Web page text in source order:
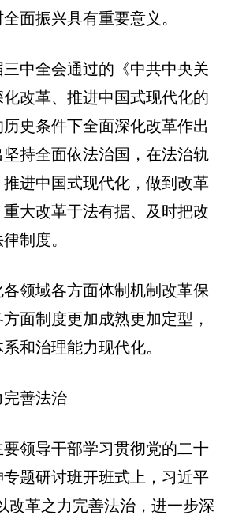
面振兴具有重要意义。
中全会通过的《中共中央关
改革、推进中国式现代化的
史条件下全面深化改革作出
持全面依法治国，在法治轨
进中国式现代化，做到改革
大改革于法有据、及时把改
制度。
领域各方面体制机制改革保
面制度更加成熟更加定型，
和治理能力现代化。
完善法治
领导干部学习贯彻党的二十
题研讨班开班式上，习近平
改革之力完善法治，进一步深